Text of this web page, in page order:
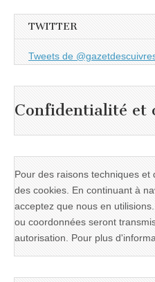
TWITTER
Tweets de
Confidentialité et
Pour des raisons techniques et
des cookies. En continuant à
acceptez que nous en
ou coordonnées seront
autorisation. Pour plus